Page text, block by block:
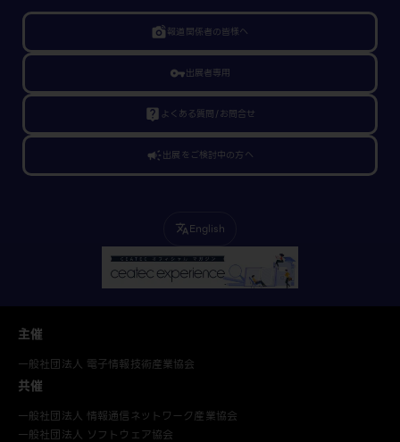
linked_camera報道関係者の皆様へ
vpn_key出展者専用
live_help よくある質問/お問合せ
campaign出展をご検討中の方へ
translateEnglish
主催
一般社団法人 電子情報技術産業協会
共催
一般社団法人 情報通信ネットワーク産業協会
一般社団法人 ソフトウェア協会